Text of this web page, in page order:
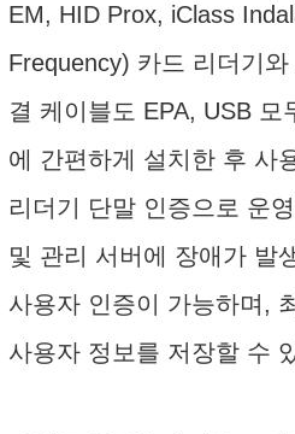
EM, HID Prox, iClass
Frequency) 카드 리더기
결 케이블도 EPA, USB 모
에 간편하게 설치한 후 사
리더기 단말 인증으로 운
및 관리 서버에 장애가 발
사용자 인증이 가능하며,
사용자 정보를 저장할 수